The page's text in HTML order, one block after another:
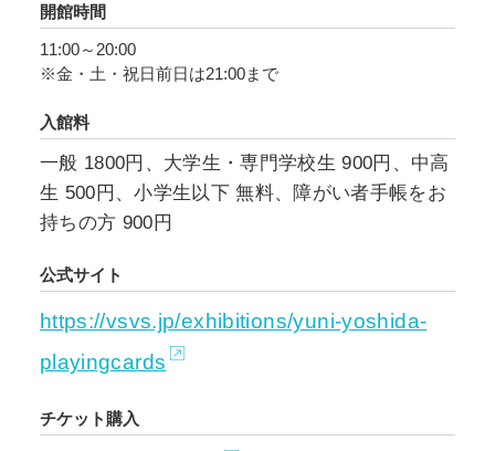
ペシャルコラボレーションが実現。その体感型
展示による吉田ユニの新たな表現を、会場にて
お楽しみください。
開館時間
11:00～20:00
※金・土・祝日前日は21:00まで
入館料
一般 1800円、大学生・専門学校生 900円、中高
生 500円、小学生以下 無料、障がい者手帳をお
持ちの方 900円
公式サイト
https://vsvs.jp/exhibitions/yuni-yoshida-
playingcards
チケット購入